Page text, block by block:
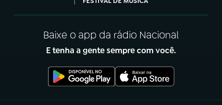
Baixe o app da rádio Nacional
E tenha a gente sempre com você.